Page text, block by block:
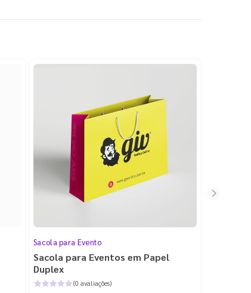
Sacola para Evento
Sacola para Eventos em Papel
Duplex
(0 avaliações)